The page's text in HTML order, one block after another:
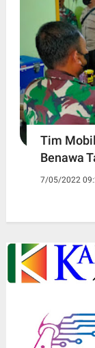
Tim
Benawa
7/05/2022